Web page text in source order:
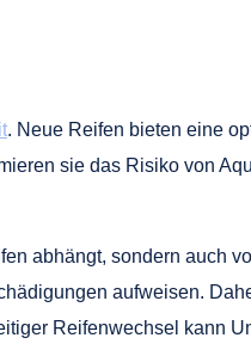
. Neue Reifen bieten eine
sie das Risiko von
abhängt, sondern auch
aufweisen.
Reifenwechsel kann